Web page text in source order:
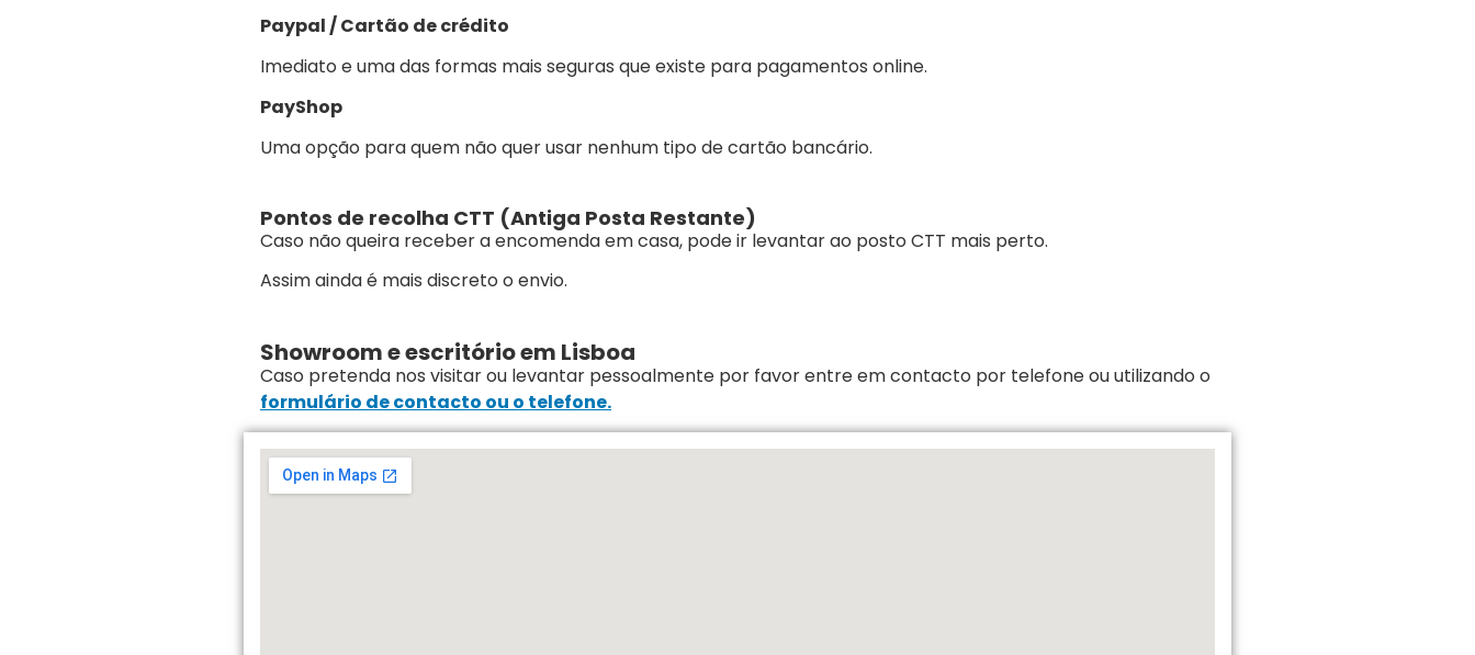
Paypal / Cartão de crédito
Imediato e uma das formas mais seguras que existe para pagamentos online.
PayShop
Uma opção para quem não quer usar nenhum tipo de cartão bancário.
Pontos de recolha CTT (Antiga Posta Restante)
Caso não queira receber a encomenda em casa, pode ir levantar ao posto CTT mais perto.
Assim ainda é mais discreto o envio.
Showroom e escritório em Lisboa
Caso pretenda nos visitar ou levantar pessoalmente por favor entre em contacto por telefone ou utilizando o
formulário de contacto ou o telefone.